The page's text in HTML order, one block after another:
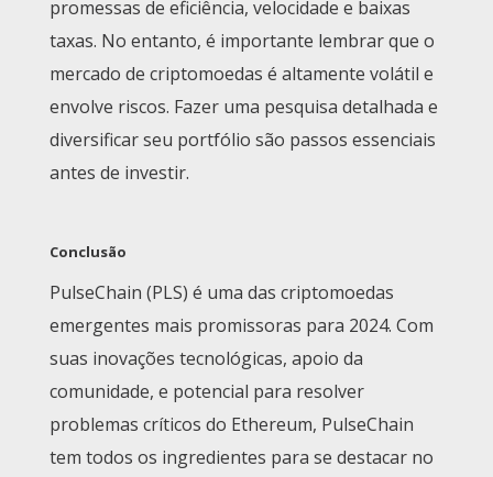
promessas de eficiência, velocidade e baixas
taxas. No entanto, é importante lembrar que o
mercado de criptomoedas é altamente volátil e
envolve riscos. Fazer uma pesquisa detalhada e
diversificar seu portfólio são passos essenciais
antes de investir.
Conclusão
PulseChain (PLS) é uma das criptomoedas
emergentes mais promissoras para 2024. Com
suas inovações tecnológicas, apoio da
comunidade, e potencial para resolver
problemas críticos do Ethereum, PulseChain
tem todos os ingredientes para se destacar no